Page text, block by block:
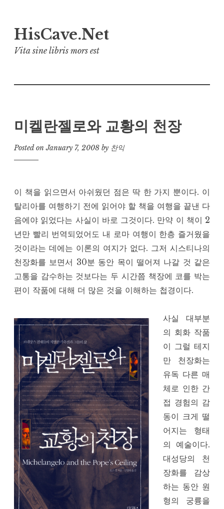
to
content
HisCave.Net
Vita sine libris mors est
미켈란젤로와 교황의 천장
Posted onJanuary 7, 2008 by 찬익
이 책을 읽으면서 아쉬웠던 점은 딱 한 가지 뿐이다. 이
탈리아를 여행하기 전에 읽어야 할 책을 여행을 끝낸 다
음에야 읽었다는 사실이 바로 그것이다. 만약 이 책이 2
년만 빨리 번역되었어도 내 로마 여행이 한층 즐거웠을
것이라는 데에는 이론의 여지가 없다. 그저 시스티나의
천장화를 보면서 30분 동안 목이 떨어져 나갈 것 같은
고통을 감수하는 것보다는 두 시간쯤 책장에 코를 박는
편이 작품에 대해 더 많은 것을 이해하는 첩경이다.
사실 대부분
의 회화 작품
이 그럴 테지
만 천장화는
유독 다른 매
체로 인한 간
접 경험의 감
동이 크게 떨
어지는 형태
의 예술이다.
대성당의 천
장화를 감상
하는 동안 원
형의 궁륭을